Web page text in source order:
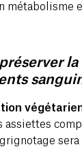
métabolisme
la
assiettes